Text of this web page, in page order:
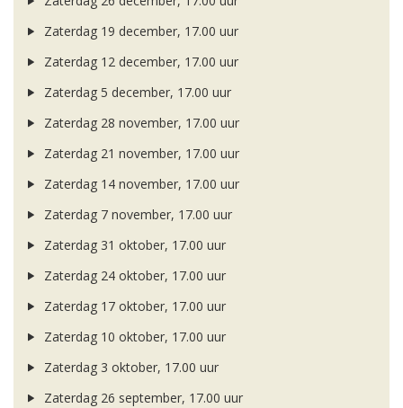
Zaterdag 19 december, 17.00 uur
Zaterdag 12 december, 17.00 uur
Zaterdag 5 december, 17.00 uur
Zaterdag 28 november, 17.00 uur
Zaterdag 21 november, 17.00 uur
Zaterdag 14 november, 17.00 uur
Zaterdag 7 november, 17.00 uur
Zaterdag 31 oktober, 17.00 uur
Zaterdag 24 oktober, 17.00 uur
Zaterdag 17 oktober, 17.00 uur
Zaterdag 10 oktober, 17.00 uur
Zaterdag 3 oktober, 17.00 uur
Zaterdag 26 september, 17.00 uur